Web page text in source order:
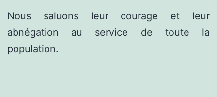
Nous saluons leur courage et leur
abnégation au service de toute la
population.